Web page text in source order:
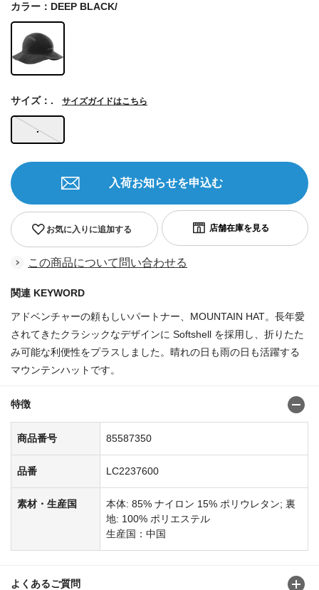
カラー：DEEP BLACK/
.
サイズ：. サイズガイドはこちら
お気に入りに追加する
入荷お知らせを申込む
この商品について問い合わせる
関連 KEYWORD
アドベンチャーの頼もしいパートナー、MOUNTAIN HAT。長年愛
されてきたクラシックなデザインに Softshell を採用し、折りたた
み可能な利便性をプラスしました。晴れの日も雨の日も活躍する
マウンテンハットです。
特徴
商品番号 85587350
品番 LC2237600
素材・生産国
本体: 85% ナイロン 15% ポリウレタン; 裏
地: 100% ポリエステル
生産国：中国
よくあるご質問